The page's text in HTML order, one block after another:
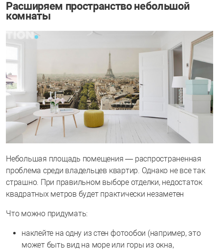
Расширяем пространство небольшой
комнаты
Небольшая площадь помещения — распространенная
проблема среди владельцев квартир. Однако не все так
страшно. При правильном выборе отделки, недостаток
квадратных метров будет практически незаметен
Что можно придумать:
наклейте на одну из стен фотообои (например, это
может быть вид на море или горы из окна,